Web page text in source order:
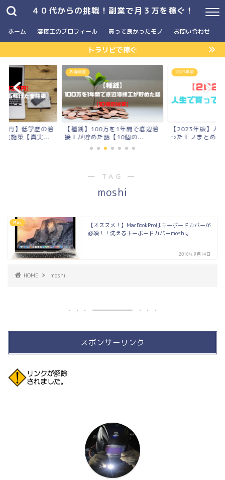
４０代からの挑戦！副業で月３万を稼ぐ！
ホーム 溶接工のプロフィール 買って良かったモノ お問い合わせ
トラリピで稼ぐ
円】低学歴の溶
全施策【真実...
お得情報
【種銭】100万を1年間で底辺溶
接工が貯めた話【10個の...
2023年版
【2023年版】人
ったモノまとめ
― TAG ―
moshi
Mac
【オススメ！】MacBookProはキーボードカバーが
必須！！洗えるキーボードカバーmoshi。
2018年9月14日
HOME moshi
スポンサーリンク